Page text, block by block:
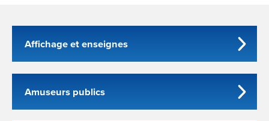
Affichage et enseignes
Amuseurs publics